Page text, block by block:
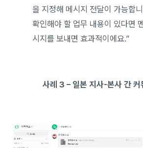
을 지정해 메시지 전달이 가능합
확인해야 할 업무 내용이 있다면
시지를 보내면 효과적이에요.”
사례 3 – 일본 지사-본사 간 커